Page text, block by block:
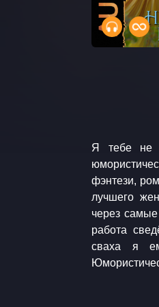
Я тебе не
фэнтези,
лучшего
через
работа
сваха я ему
фэнтези.
Shaw /
АЛКОГОЛЯ